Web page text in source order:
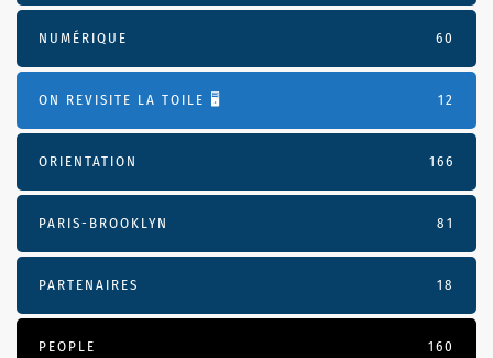
NUMÉRIQUE 60
ON REVISITE LA TOILE 🖥️ 12
ORIENTATION 166
PARIS-BROOKLYN 81
PARTENAIRES 18
PEOPLE 160